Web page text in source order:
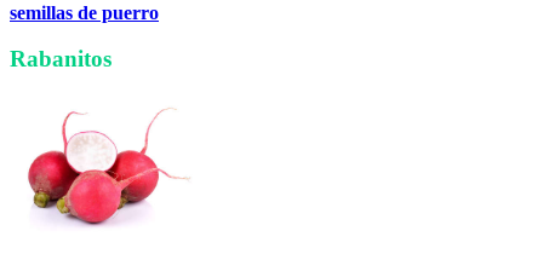
semillas de puerro
Rabanitos